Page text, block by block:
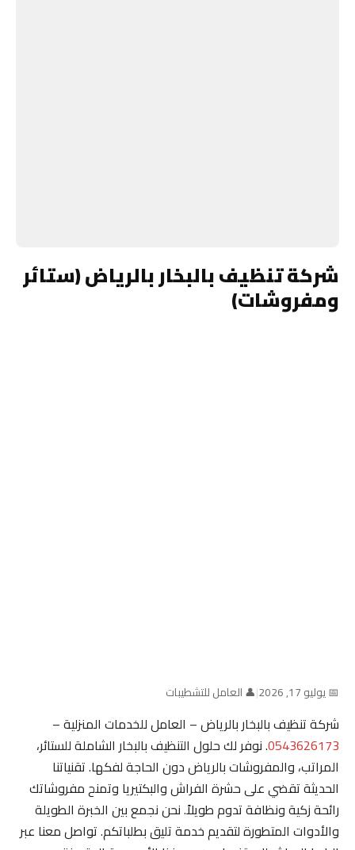
شركة تنظيف بالبخار بالرياض (ستائر
ومفروشات)
📅 يوليو 17, 2026 |👤 العامل للتشطيبات
شركة تنظيف بالبخار بالرياض – العامل للخدمات المنزلية –
0543626173. نوفر لك حلول التنظيف بالبخار الشاملة للستائر،
المراتب، والمفروشات بالرياض دون الحاجة لفكها. تقنياتنا
الحديثة تقضي على حشرة الفراش والبكتيريا وتمنح مفروشاتك
رائحة زكية ونظافة تدوم طويلاً. نحن نجمع بين الخبرة الطويلة
والأدوات المتطورة لتقديم خدمة تليق بطلباتكم. تواصل معنا عبر